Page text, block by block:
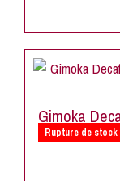
Rupture de stock
Gimoka